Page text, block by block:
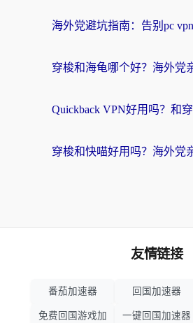
友情链接
番茄加速器 回国加速器
免费回国游戏加 一键回国加速器